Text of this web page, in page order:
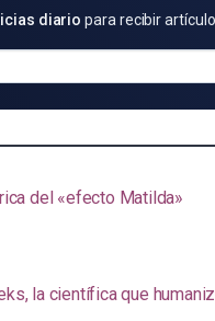
diario para recibir
del «efecto Matilda»
la científica que